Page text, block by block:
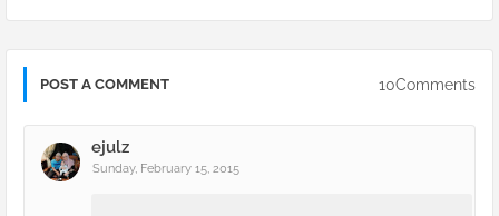
POST A COMMENT 10Comments
ejulz
Sunday, February 15, 2015